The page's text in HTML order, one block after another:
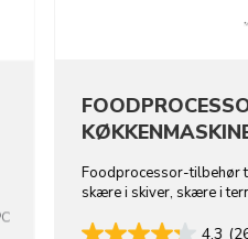
Foodprocessor-tilbehør
skære i skiver, skære i
4.3